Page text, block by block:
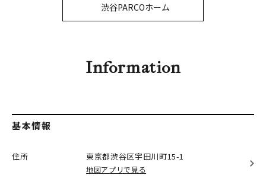
渋谷PARCOホーム
Information
基本情報
住所 東京都渋谷区宇田川町15-1
地図アプリで見る